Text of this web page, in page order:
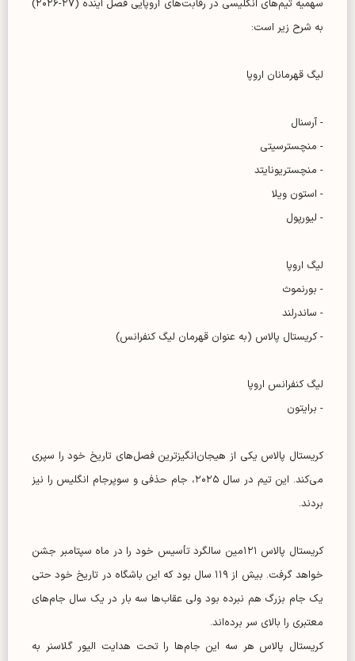
سهمیه تیم‌های انگلیسی در رقابت‌های اروپایی فصل آینده (۲۷-۲۰۲۶)
به شرح زیر است:
لیگ قهرمانان اروپا
- آرسنال
- منچسترسیتی
- منچستریونایتد
- استون ویلا
- لیورپول
لیگ اروپا
- بورنموث
- ساندرلند
- کریستال پالاس (به عنوان قهرمان لیگ کنفرانس)
لیگ کنفرانس اروپا
- برایتون
کریستال پالاس یکی از هیجان‌انگیزترین فصل‌های تاریخ خود را سپری
می‌کند. این تیم در سال ۲۰۲۵، جام حذفی و سوپرجام انگلیس را نیز
بردند.
کریستال پالاس ۱۲۱مین سالگرد تأسیس خود را در ماه سپتامبر جشن
خواهد گرفت. بیش از ۱۱۹ سال بود که این باشگاه در تاریخ خود حتی
یک جام بزرگ هم نبرده بود ولی عقاب‌ها سه بار در یک سال جام‌های
معتبری را بالای سر برده‌اند.
کریستال پالاس هر سه این جام‌ها را تحت هدایت الیور گلاسنر به